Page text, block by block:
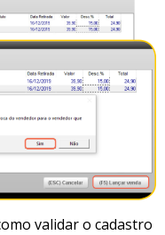
validar o cadastro